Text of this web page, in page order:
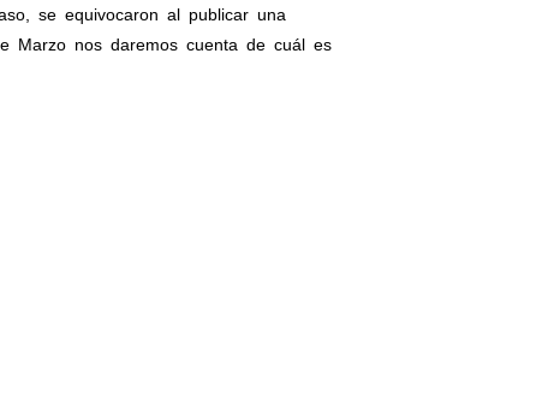
se equivocaron al publicar una
Marzo nos daremos cuenta de cuál es